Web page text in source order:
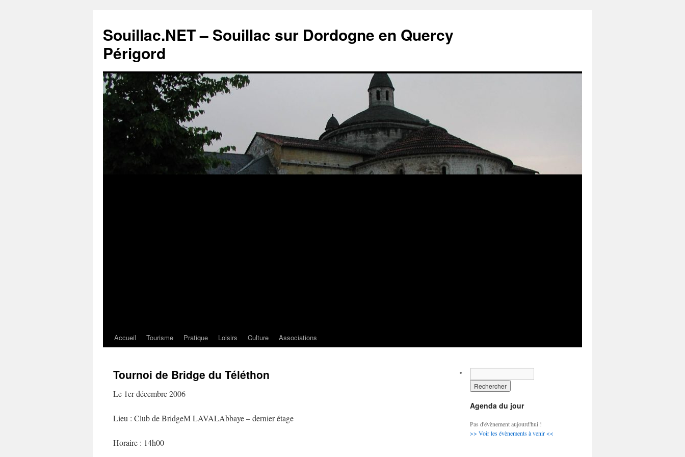
Souillac.NET – Souillac sur Dordogne en Quercy
Périgord
Accueil Tourisme Pratique Loisirs Culture Associations
Tournoi de Bridge du Téléthon
Le 1er décembre 2006
Lieu : Club de BridgeM LAVALAbbaye – dernier étage
Horaire : 14h00
Agenda du jour
Pas d'évènement aujourd'hui !
>> Voir les évènements à venir <<